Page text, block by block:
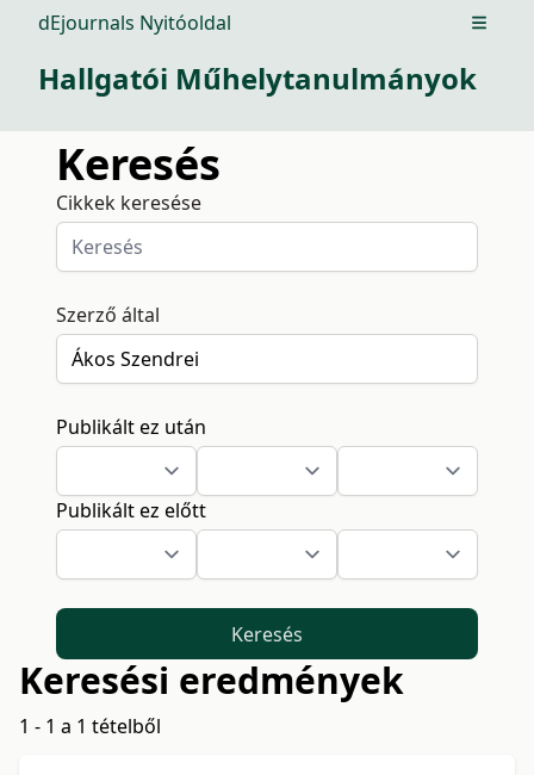
dEjournals Nyitóoldal Open
Hallgatói Műhelytanulmányok
Keresés
Cikkek keresése
Szerző által
Publikált ez után
Publikált ez előtt
Keresés
Keresési eredmények
1 - 1 a 1 tételből